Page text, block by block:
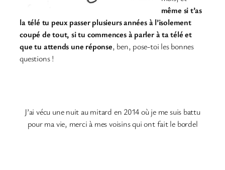
même si t’as
la télé tu peux passer plusieurs années à l’isolement
coupé de tout, si tu commences à parler à ta télé et
que tu attends une réponse, ben, pose-toi les bonnes
questions !
J’ai vécu une nuit au mitard en 2014 où je me suis battu
pour ma vie, merci à mes voisins qui ont fait le bordel